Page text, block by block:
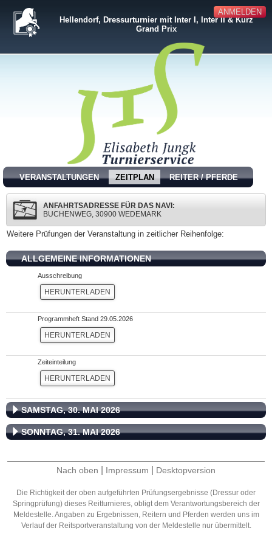
ANMELDEN
Hellendorf, Dressurturnier mit Inter I, Inter II & Kurz
Grand Prix
VERANSTALTUNGEN ZEITPLAN REITER / PFERDE
ANFAHRTSADRESSE FÜR DAS NAVI:
BUCHENWEG, 30900 WEDEMARK
Weitere Prüfungen der Veranstaltung in zeitlicher Reihenfolge:
ALLGEMEINE INFORMATIONEN
Ausschreibung
HERUNTERLADEN
Programmheft Stand 29.05.2026
HERUNTERLADEN
Zeiteinteilung
HERUNTERLADEN
SAMSTAG, 30. MAI 2026
SONNTAG, 31. MAI 2026
Nach oben Impressum Desktopversion
Die Richtigkeit der oben aufgeführten Prüfungsergebnisse (Dressur oder
Springprüfung) dieses Reitturnieres, obligt dem Verantwortungsbereich der
Meldestelle. Angaben zu Ergebnissen, Reitern und Pferden werden uns im
Verlauf der Reitsportveranstaltung von der Meldestelle nur übermittelt.